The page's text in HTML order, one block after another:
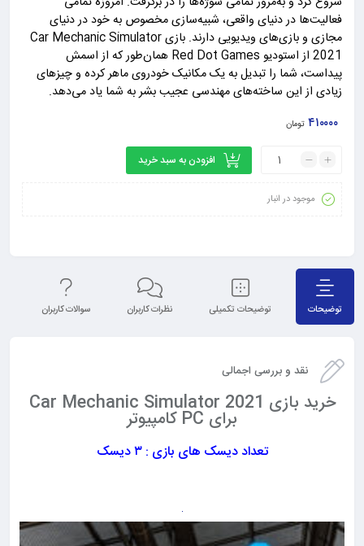
فعالیت‌ها در دنیای واقعی، شبیه‌سازی مخصوص به خود در دنیای
مجازی و بازی‌های ویدیویی دارند. بازی Car Mechanic Simulator
2021 از استودیو Red Dot Games همان‌طور که از اسمش
پیداست، شما را تبدیل به یک مکانیک خودروی ماهر کرده و چیزهای
زیادی از این ساخته‌های مهندسی عجیب بشر به شما یاد می‌دهد.
۴۱۰۰۰۰ تومان
افزودن به سبد خرید
موجود در انبار
توضیحات توضیحات تکمیلی نظرات کاربران سوالات کاربران
نقد و بررسی اجمالی
خرید بازی Car Mechanic Simulator 2021
برای PC کامپیوتر
تعداد دیسک های بازی : ۳ دیسک